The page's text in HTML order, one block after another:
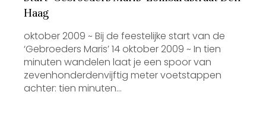
Haag
oktober 2009 ~ Bij de feestelijke start van de
‘Gebroeders Maris’ 14 oktober 2009 ~ In tien
minuten wandelen laat je een spoor van
zevenhonderdenvijftig meter voetstappen
achter: tien minuten…